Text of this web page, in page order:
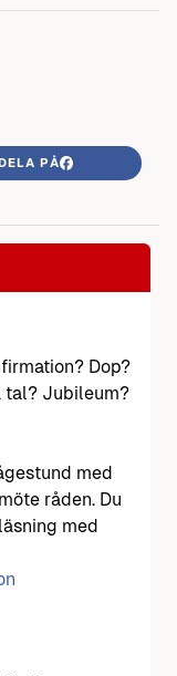
PÅ
Dop?
tal? Jubileum?
med
råden. Du
med